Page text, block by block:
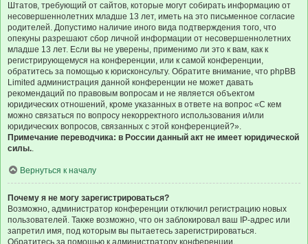
Штатов, требующий от сайтов, которые могут собирать информацию от
несовершеннолетних младше 13 лет, иметь на это письменное согласие
родителей. Допустимо наличие иного вида подтверждения того, что
опекуны разрешают сбор личной информации от несовершеннолетних
младше 13 лет. Если вы не уверены, применимо ли это к вам, как к
регистрирующемуся на конференции, или к самой конференции,
обратитесь за помощью к юрисконсульту. Обратите внимание, что phpBB
Limited администрация данной конференции не может давать
рекомендаций по правовым вопросам и не является объектом
юридических отношений, кроме указанных в ответе на вопрос «С кем
можно связаться по вопросу некорректного использования и/или
юридических вопросов, связанных с этой конференцией?».
Примечание переводчика: в России данный акт не имеет юридической
силы..
Вернуться к началу
Почему я не могу зарегистрироваться?
Возможно, администратор конференции отключил регистрацию новых
пользователей. Также возможно, что он заблокировал ваш IP-адрес или
запретил имя, под которым вы пытаетесь зарегистрироваться.
Обратитесь за помощью к администратору конференции.